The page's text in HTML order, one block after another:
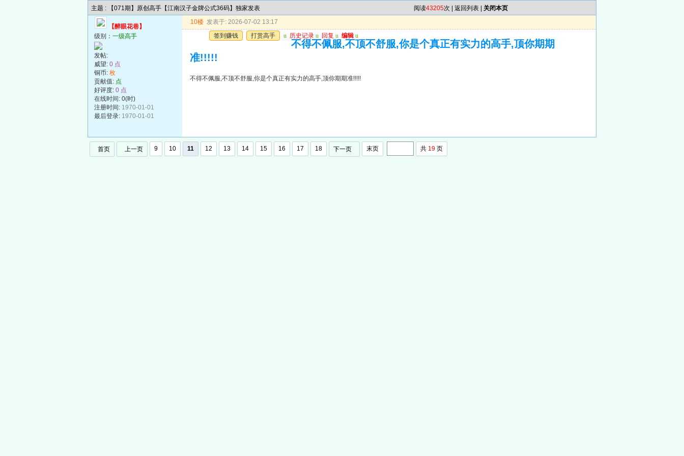
主题 : 【071期】原创高手【江南汉子金牌公式36码】独家发表 阅读43205次 | 返回列表 关闭本页
【醉眼花巷】
级别： 一级高手
发帖:
威望: 0 点
铜币: 枚
贡献值: 点
好评度: 0 点
在线时间: 0(时)
注册时间: 1970-01-01
最后登录: 1970-01-01
10楼 发表于: 2026-07-02 13:17
签到赚钱
打赏高手 u 历史记录 u 回复 u 编辑 u
不得不佩服,不顶不舒服,你是个真正有实力的高手,顶你期期
准!!!!!
不得不佩服,不顶不舒服,你是个真正有实力的高手,顶你期期准!!!!!
首页 上一页 9 10 11 12 13 14 15 16 17 18 下一页 末页 共 19 页